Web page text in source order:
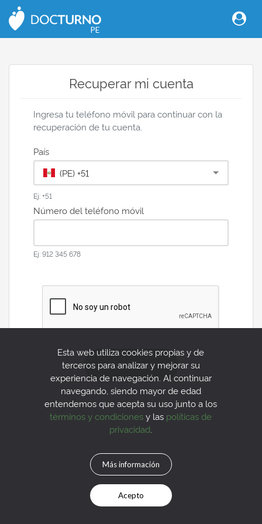
PE
Recuperar mi cuenta
Ingresa tu teléfono móvil para continuar con la
recuperación de tu cuenta.
País
(PE) +51
Ej: +51
Número del teléfono móvil
Ej: 912 345 678
Continuar
Esta web utiliza cookies propias y de
terceros para analizar y mejorar su
experiencia de navegación. Al continuar
navegando, siendo mayor de edad
entendemos que acepta su uso junto a los
términos y condicionesy las políticas de
privacidad
Más información
Acepto